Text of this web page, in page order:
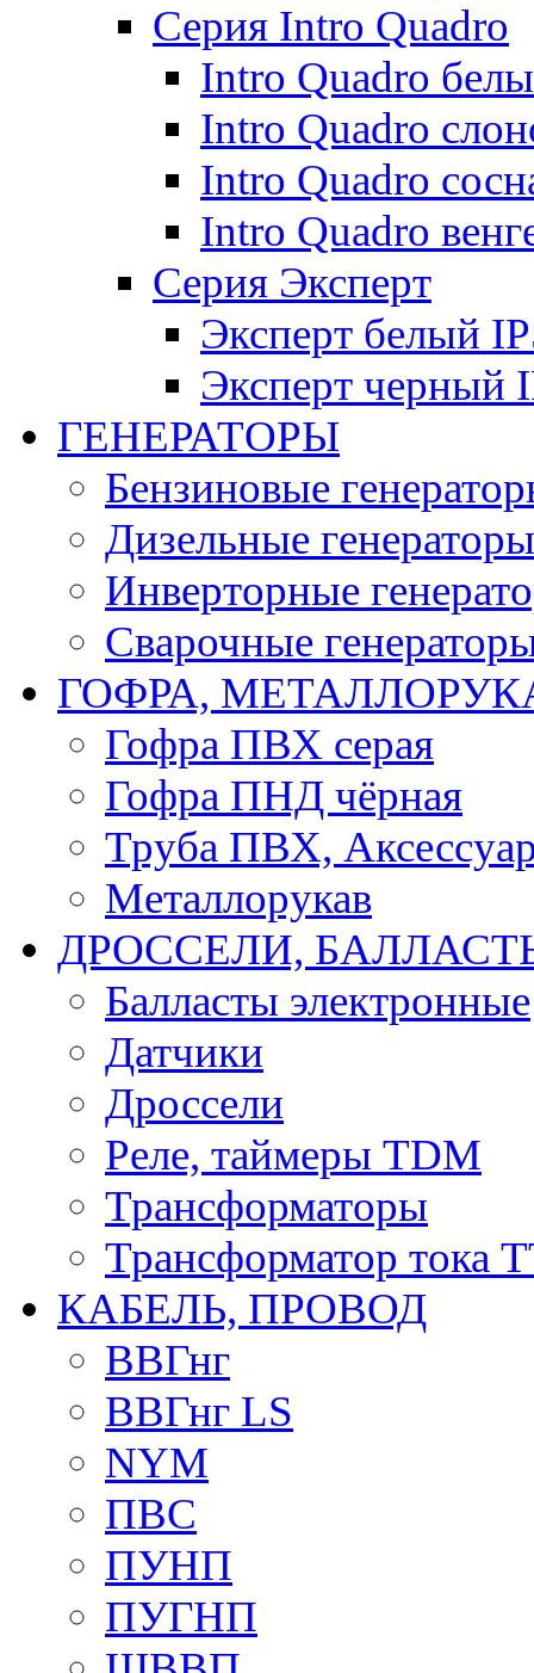
Серия Intro Quadro
Intro Quadro
Intro Quadro
Intro Quadro
Intro Quadro
Серия Эксперт
Эксперт белый
Эксперт черный
ГЕНЕРАТОРЫ
Бензиновые
Дизельные генераторы
Инверторные
Сварочные
ГОФРА,
Гофра ПВХ серая
Гофра ПНД чёрная
Труба ПВХ,
Металлорукав
ДРОССЕЛИ,
Балласты электронные
Датчики
Дроссели
Реле, таймеры TDM
Трансформаторы
Трансформатор тока
КАБЕЛЬ, ПРОВОД
ВВГнг
ВВГнг LS
NYM
ПВС
ПУНП
ПУГНП